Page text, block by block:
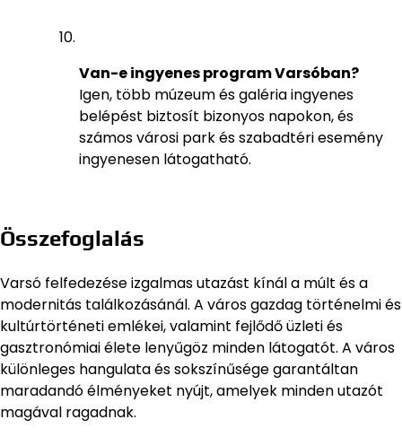
Van-e ingyenes program Varsóban?
Igen, több múzeum és galéria ingyenes
belépést biztosít bizonyos napokon, és
számos városi park és szabadtéri esemény
ingyenesen látogatható.
Összefoglalás
Varsó felfedezése izgalmas utazást kínál a múlt és a
modernitás találkozásánál. A város gazdag történelmi és
kultúrtörténeti emlékei, valamint fejlődő üzleti és
gasztronómiai élete lenyűgöz minden látogatót. A város
különleges hangulata és sokszínűsége garantáltan
maradandó élményeket nyújt, amelyek minden utazót
magával ragadnak.